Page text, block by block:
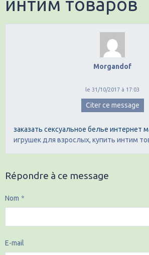
Morgandof
le 31/10/2017 à 17:03
Citer ce message
заказать сексуальное белье интернет
игрушек для взрослых, купить интим
Répondre à ce message
Nom
E-mail